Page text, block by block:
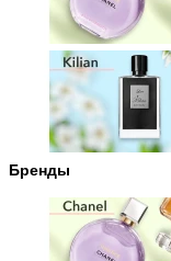
Бренды